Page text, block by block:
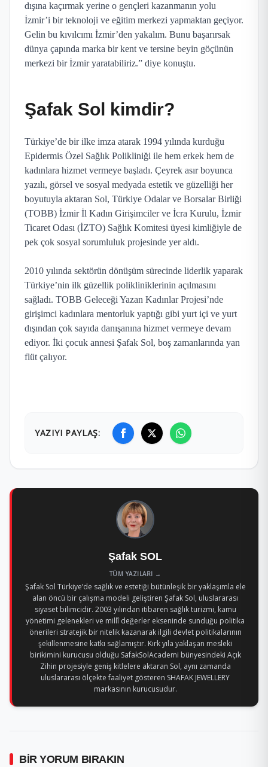
dışına kaçırmak yerine o gençleri kazanmanın yolu
İzmir’i bir teknoloji ve eğitim merkezi yapmaktan geçiyor.
Gelin bu kıvılcımı İzmir’den yakalım. Bunu başarırsak
dünya çapında marka bir kent ve tersine beyin göçünün
merkezi bir İzmir yaratabiliriz.” diye konuştu.
Şafak Sol kimdir?
Türkiye’de bir ilke imza atarak 1994 yılında kurduğu
Epidermis Özel Sağlık Polikliniği ile hem erkek hem de
kadınlara hizmet vermeye başladı. Çeyrek asır boyunca
yazılı, görsel ve sosyal medyada estetik ve güzelliği her
boyutuyla aktaran Sol, Türkiye Odalar ve Borsalar Birliği
(TOBB) İzmir İl Kadın Girişimciler ve İcra Kurulu, İzmir
Ticaret Odası (İZTO) Sağlık Komitesi üyesi kimliğiyle de
pek çok sosyal sorumluluk projesinde yer aldı.
2010 yılında sektörün dönüşüm sürecinde liderlik yaparak
Türkiye’nin ilk güzellik polikliniklerinin açılmasını
sağladı. TOBB Geleceği Yazan Kadınlar Projesi’nde
girişimci kadınlara mentorluk yaptığı gibi yurt içi ve yurt
dışından çok sayıda danışanına hizmet vermeye devam
ediyor. İki çocuk annesi Şafak Sol, boş zamanlarında yan
flüt çalıyor.
YAZIYI PAYLAŞ:
Şafak SOL
TÜM YAZILARI →
Şafak Sol Türkiye’de sağlık ve estetiği bütünleşik bir yaklaşımla ele
alan öncü bir çalışma modeli geliştiren Şafak Sol, uluslararası
siyaset bilimcidir. 2003 yılından itibaren sağlık turizmi, kamu
yönetimi gelenekleri ve millî değerler ekseninde sunduğu politika
önerileri stratejik bir nitelik kazanarak ilgili devlet politikalarının
şekillenmesine katkı sağlamıştır. Kırk yıla yaklaşan mesleki
birikimini kurucusu olduğu SafakSolAcademi bünyesindeki Açık
Zihin projesiyle geniş kitlelere aktaran Sol, aynı zamanda
uluslararası ölçekte faaliyet gösteren SHAFAK JEWELLERY
markasının kurucusudur.
BIR YORUM BIRAKIN